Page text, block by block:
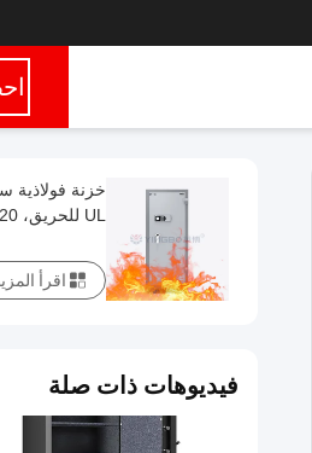
خزنة فولاذية
UL للحريق، 120 دقيقة، آمن ضد الحريق
اقرأ
فيديوهات ذات صلة